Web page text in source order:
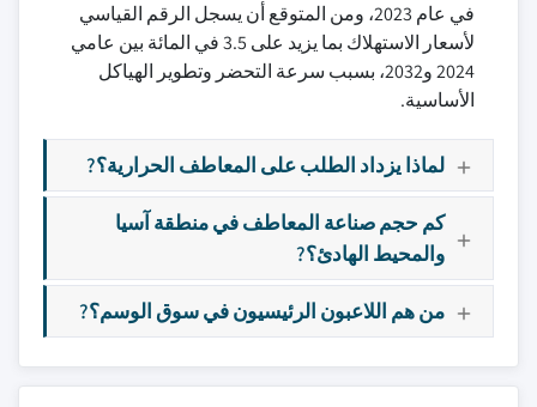
في عام 2023، ومن المتوقع أن يسجل الرقم القياسي
لأسعار الاستهلاك بما يزيد على 3.5 في المائة بين عامي
2024 و2032، بسبب سرعة التحضر وتطوير الهياكل
الأساسية.
لماذا يزداد الطلب على المعاطف الحرارية؟?
كم حجم صناعة المعاطف في منطقة آسيا
والمحيط الهادئ؟?
من هم اللاعبون الرئيسيون في سوق الوسم؟?